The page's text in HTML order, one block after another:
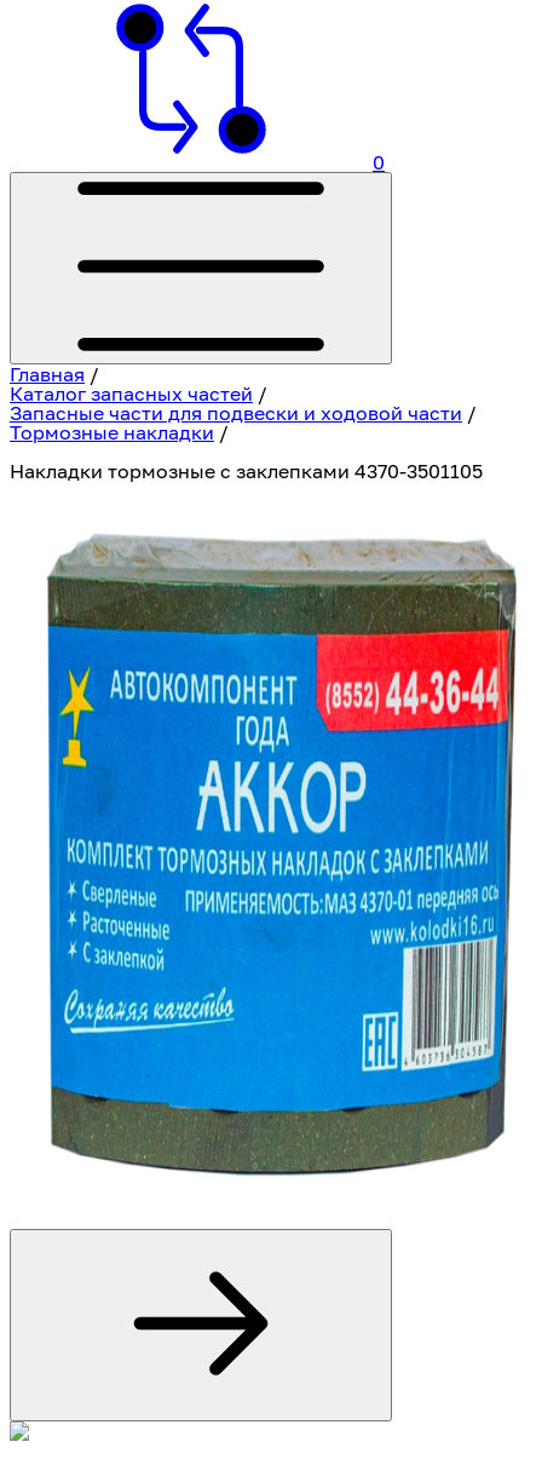
0
Главная /
Каталог запасных частей /
Запасные части для подвески и ходовой части /
Тормозные накладки /
Накладки тормозные с заклепками 4370-3501105